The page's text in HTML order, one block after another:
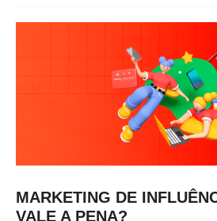
MARKETING DE
VALE A PENA?